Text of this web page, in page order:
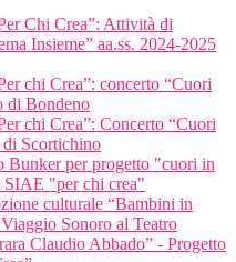
Chi Crea”: Attività di
Insieme” aa.ss. 2024-2025
chi Crea”: concerto “Cuori
di Bondeno
chi Crea”: Concerto “Cuori
di Scortichino
Bunker per progetto "cuori in
SIAE "per chi crea"
culturale “Bambini in
Sonoro al Teatro
Claudio Abbado” - Progetto